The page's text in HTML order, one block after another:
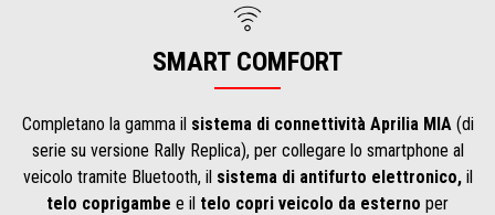
SMART COMFORT
Completano la gamma il sistema di connettività Aprilia MIA (di
serie su versione Rally Replica), per collegare lo smartphone al
veicolo tramite Bluetooth, il sistema di antifurto elettronico, il
telo coprigambe e il telo copri veicolo da esterno per